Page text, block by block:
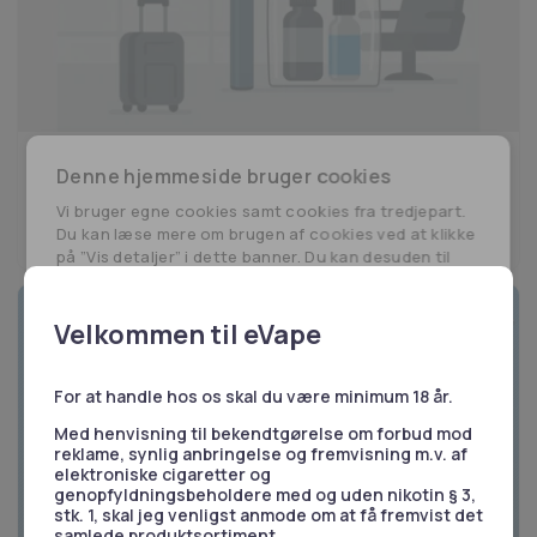
Velkommen til eVape
For at handle hos os skal du være minimum 18 år.
Med henvisning til bekendtgørelse om forbud mod
reklame, synlig anbringelse og fremvisning m.v. af
elektroniske cigaretter og
genopfyldningsbeholdere med og uden nikotin § 3,
stk. 1, skal jeg venligst anmode om at få fremvist det
Hvad er reglerne for e-cigaretter i lufthavne –
herunder Københavns Lufthavn?
15. maj 20255 min. læsetid
Denne hjemmeside bruger cookies
Vi bruger egne cookies samt cookies fra tredjepart.
Du kan læse mere om brugen af cookies ved at klikke
på ”Vis detaljer” i dette banner. Du kan desuden til
af siden.
Herudover bruger vi også cookies til at indsamle
effektiviteten af vores annoncering. For mere
Responsibility Site .
Nødvendige Statistik